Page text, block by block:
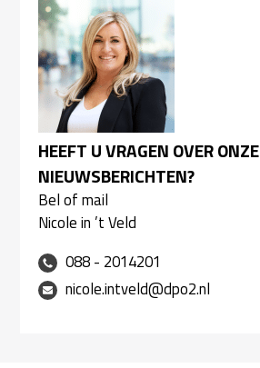
HEEFT U VRAGEN OVER ONZE
NIEUWSBERICHTEN?
Bel of mail
Nicole in ’t Veld
088 - 2014201
nicole.intveld@dpo2.nl